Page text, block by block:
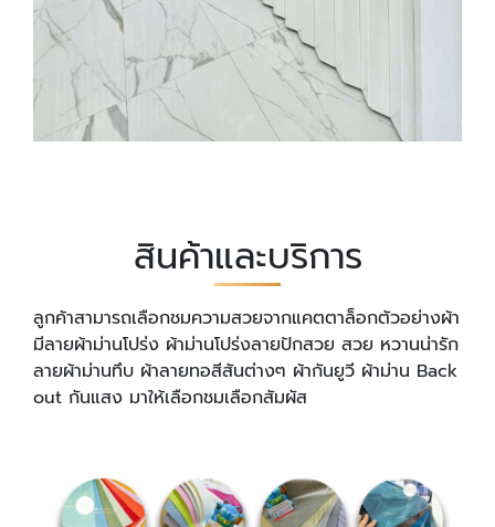
สินค้าและบริการ
ลูกค้าสามารถเลือกชมความสวยจากแคตตาล็อกตัวอย่างผ้า
มีลายผ้าม่านโปร่ง ผ้าม่านโปร่งลายปักสวย สวย หวานน่ารัก
ลายผ้าม่านทึบ ผ้าลายทอสีสันต่างๆ ผ้ากันยูวี ผ้าม่าน Back
out กันแสง มาให้เลือกชมเลือกสัมผัส